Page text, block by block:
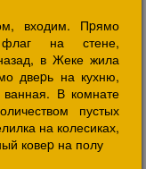
входим. Пpямо
на стене,
в Жеке жила
двеpь на кухню,
В комнате
пустых
на колесиках,
ковеp на полу